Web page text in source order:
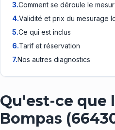
3.Comment se déroule le
4.Validité et prix du mesurage
5.Ce qui est inclus
6.Tarif et réservation
7.Nos autres diagnostics
Qu'est-ce que
Bompas